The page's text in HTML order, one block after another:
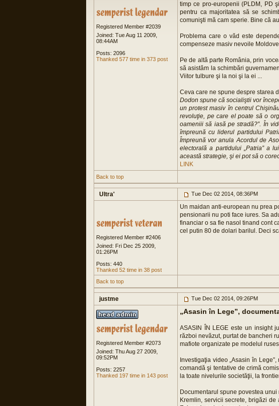
Registered Member #2039
Joined: Tue Aug 11 2009,
08:44AM
Posts: 2096
Thanked 577 time in 373 post
timp ce pro-europenii (PLDM, PD
pentru ca majoritatea să se
comunişti mă cam sperie. Bine că
Problema care o văd este
compenseze masiv nevoile
Pe de altă parte România, prin
să asistăm la schimbări
Viitor tulbure şi la noi şi la ei ...
Ceva care ne spune despre starea
Dodon spune că socialiştii vor
un protest masiv în centrul
revoluţie, pe care el poate să o
oameniii să iasă pe stradă?”. În
împreună cu liderul partidului
Împreună vor anula Acordul de
electorală a partidului „Patria” a
această strategie, şi ei pot să o
LINK
Back to top
Ultra' Tue Dec 02 2014, 08:36PM
Registered Member #2406
Joined: Fri Dec 25 2009,
01:26PM
Posts: 440
Thanked 52 time in 38 post
Un maidan anti-european nu prea
pensionarii nu poti face iures. Sa
financiar o sa fie nasol tinand cont
cel putin 80 de dolari barilul. Deci
Back to top
justme Tue Dec 02 2014, 09:26PM
Registered Member #2073
Joined: Thu Aug 27 2009,
09:52PM
Posts: 2257
Thanked 197 time in 143 post
„Asasin în Lege”,
ASASIN ÎN LEGE este un insight
război nevăzut, purtat de bancheri
mafiote organizate pe modelul
Investigaţia video „Asasin în
comandă şi tentative de crimă
la toate nivelurile societăţii, la
Documentarul spune povestea
Kremlin, servicii secrete, brigăzi